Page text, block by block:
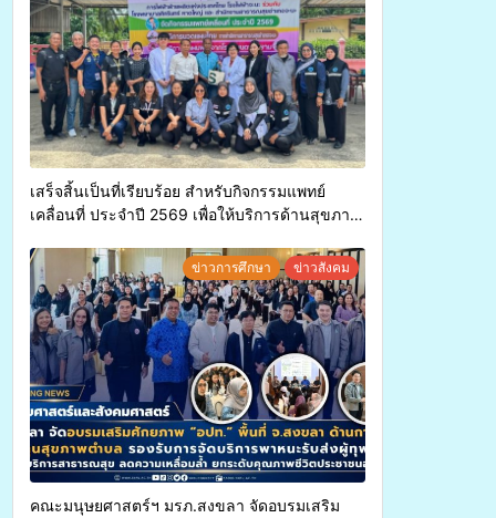
เสร็จสิ้นเป็นที่เรียบร้อย สำหรับกิจกรรมแพทย์
เคลื่อนที่ ประจำปี 2569 เพื่อให้บริการด้านสุขภาพ
ข่าวการศึกษา ข่าวสังคม
คณะมนุษยศาสตร์ฯ มรภ.สงขลา จัดอบรมเสริม